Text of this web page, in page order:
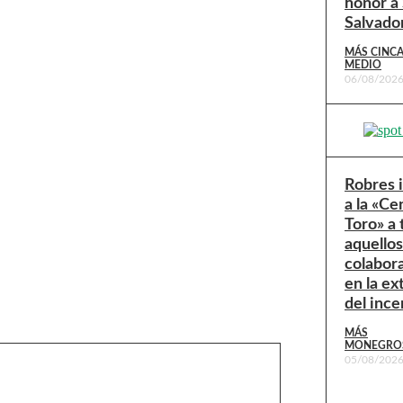
honor a
MÁS CINCA
MEDIO
06/08/2026
Robres
a la
Toro» a
en la
del
MÁS
05/08/2026